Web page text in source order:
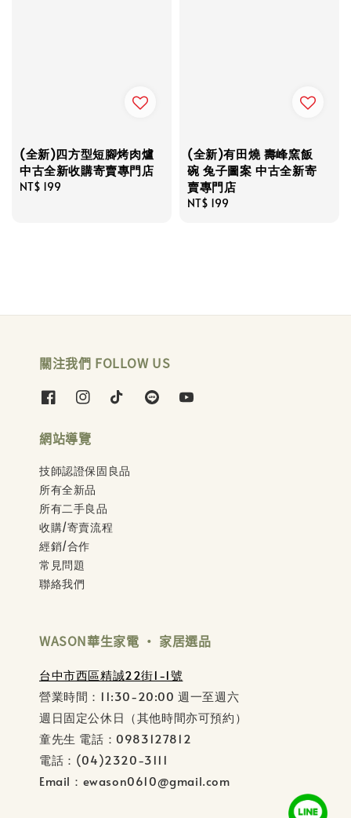
(全新)四方型短腳烤肉爐
中古全新收購寄賣專門店
Regular
NT$ 199
(全新)有田燒 壽峰窯飯
碗 兔子圖案 中古全新寄
賣專門店
Regular
NT$ 199
關注我們 FOLLOW US
網站導覽
技師認證保固良品
所有全新品
所有二手良品
收購/寄賣流程
經銷/合作
常見問題
聯絡我們
WASON華生家電 ‧ 家居選品
台中市西區精誠22街1-1號
營業時間：11:30-20:00 週一至週六
週日固定公休日（其他時間亦可預約）
童先生 電話：0983127812
電話：(04)2320-3111
Email：ewason0610@gmail.com